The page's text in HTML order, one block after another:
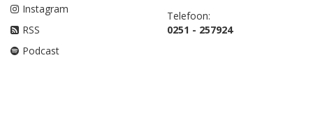
Instagram
RSS
Podcast
Telefoon:
0251 - 257924